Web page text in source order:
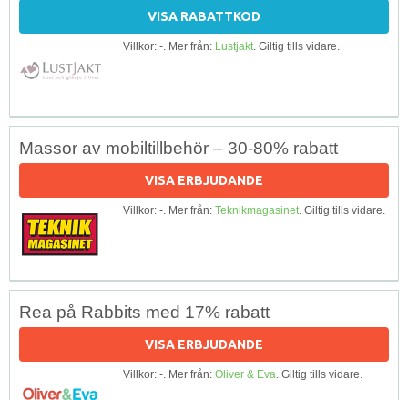
VISA RABATTKOD
Villkor: -. Mer från: Lustjakt. Giltig tills vidare.
Massor av mobiltillbehör – 30-80% rabatt
VISA ERBJUDANDE
Villkor: -. Mer från: Teknikmagasinet. Giltig tills vidare.
Rea på Rabbits med 17% rabatt
VISA ERBJUDANDE
Villkor: -. Mer från: Oliver & Eva. Giltig tills vidare.